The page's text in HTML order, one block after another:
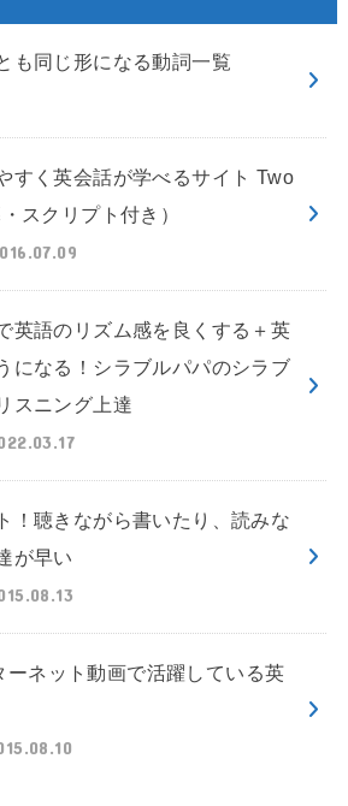
も同じ形になる動詞一覧
すく英会話が学べるサイト Two
スクリプト付き）
英語のリズム感を良くする＋英
になる！シラブルパパのシラブ
スニング上達
！聴きながら書いたり、読みな
が早い
ーネット動画で活躍している英